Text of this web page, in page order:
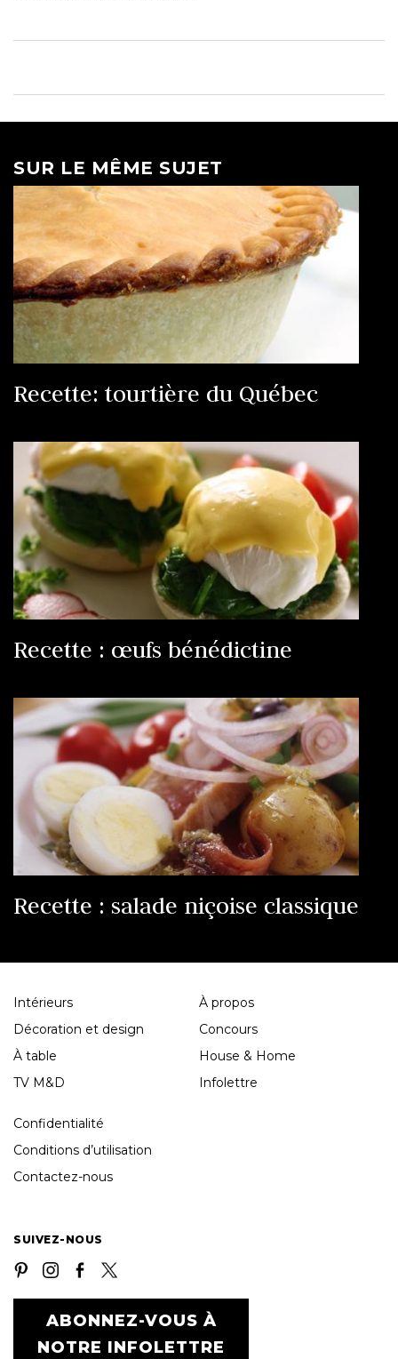
SUR LE MÊME SUJET
Recette: tourtière du Québec
Recette : œufs bénédictine
Recette : salade niçoise classique
Intérieurs
Décoration et design
À table
TV M&D
À propos
Concours
House & Home
Infolettre
Confidentialité
Conditions d’utilisation
Contactez-nous
SUIVEZ-NOUS
ABONNEZ-VOUS À
NOTRE INFOLETTRE